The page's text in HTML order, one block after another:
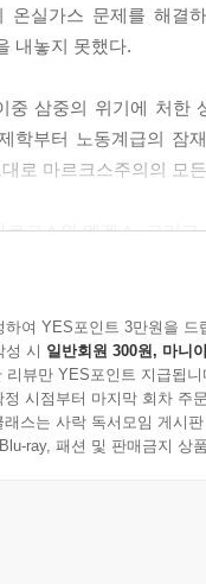
온실가스 문제를 해결
내놓지 못했다.
중 삼중의 위기에 처한
학부터 노동계급의 잠
로 마르크스주의의 모
크스와 엥겔스, 그리
쾌하고 깊이 이해하도록
동하는 미국의 사회주
주의적 분석이나 허리
떤 의미를 갖는지 쉽게
아니라, 미국의 사회
여 YES포인트 3만원을 드
성 시 일반회원 300원, 마니
뷰만 YES포인트 지급됩니
시점부터 마지막 회차 주
스는 사락 독서모임 게시
ray, 패션 및 판매금지 상